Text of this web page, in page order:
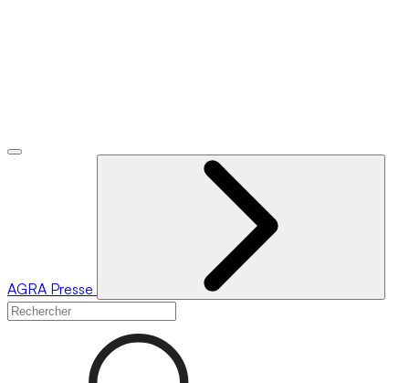
AGRA Presse